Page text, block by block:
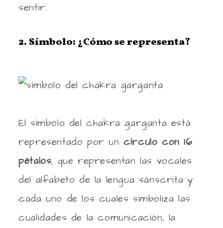
sentir.
2. Símbolo: ¿Cómo se representa?
El símbolo del chakra garganta está
representado por uncírculo con 16
pétalos, que representan las vocales
del alfabeto de la lengua sánscrita y
cada uno de los cuales simboliza las
cualidades de la comunicación, la